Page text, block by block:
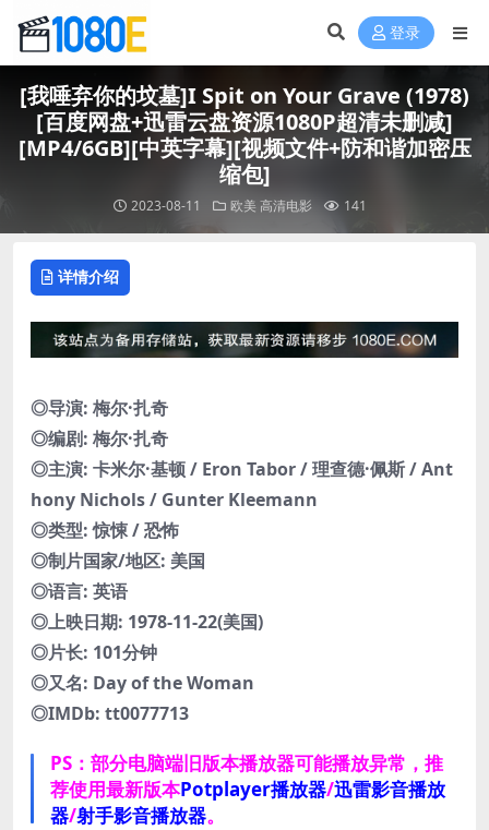
登录
[我唾弃你的坟墓]I Spit on Your Grave (1978)
[百度网盘+迅雷云盘资源1080P超清未删减]
[MP4/6GB][中英字幕][视频文件+防和谐加密压
缩包]
2023-08-11 欧美高清电影 141
详情介绍
◎导演: 梅尔·扎奇
◎编剧: 梅尔·扎奇
◎主演: 卡米尔·基顿 / Eron Tabor / 理查德·佩斯 / Ant
hony Nichols / Gunter Kleemann
◎类型: 惊悚 / 恐怖
◎制片国家/地区: 美国
◎语言: 英语
◎上映日期: 1978-11-22(美国)
◎片长: 101分钟
◎又名: Day of the Woman
◎IMDb: tt0077713
PS：部分电脑端旧版本播放器可能播放异常，推
荐使用最新版本Potplayer播放器/迅雷影音播放
器/射手影音播放器。